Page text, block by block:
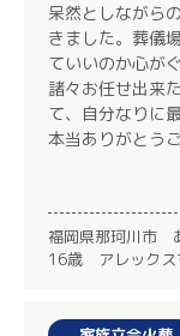
呆然としながら
きました。葬儀
ていいのか心が
諸々お任せ出来
て、自分なりに
本当ありがとう
福岡県那珂川市
16歳 アレックス